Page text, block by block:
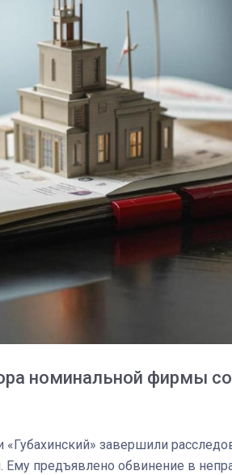
номинальной фирмы
завершили
Ему предъявлено обвинение в